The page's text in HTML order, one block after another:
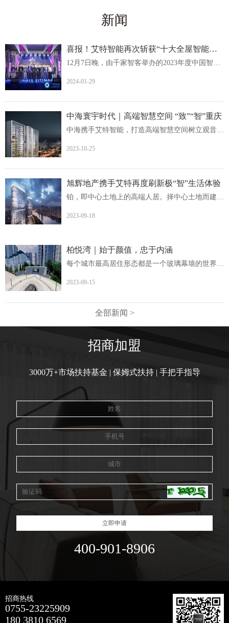
新闻
喜报！艾特智能再次斩获“十大全屋智能家居品牌
2024-01-29
中海寰宇时代｜高端智慧空间 “致”“智”重庆
2023-10-25
旭辉地产携手艾特再度刷新极“智”生活体验
2023-09-18
柏悦湾｜始于颜值，忠于内涵
2023-09-15
全部新闻 >
招商加盟
3000万+市场扶持基金 | 保姆式扶持 | 手把手指导
立即申请
400-901-8906
招商热线
0755-23225909
180 3810 6569